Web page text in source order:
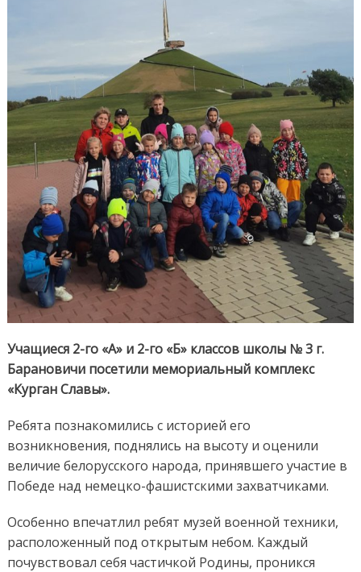
Учащиеся 2-го «А» и 2-го «Б» классов школы № 3 г.
Барановичи посетили мемориальный комплекс
«Курган Славы».
Ребята познакомились с историей его
возникновения, поднялись на высоту и оценили
величие белорусского народа, принявшего участие в
Победе над немецко-фашистскими захватчиками.
Особенно впечатлил ребят музей военной техники,
расположенный под открытым небом. Каждый
почувствовал себя частичкой Родины, проникся